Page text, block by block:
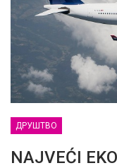
ДРУШТВО
NAJVEĆI